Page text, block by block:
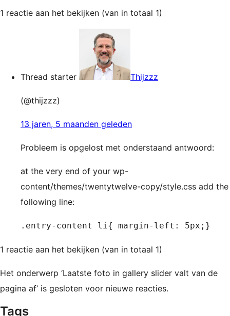
1 reactie aan het bekijken (van in totaal 1)
Thread starter Thijzzz
(@thijzzz)
13 jaren, 5 maanden geleden
Probleem is opgelost met onderstaand antwoord:
at the very end of your wp-
content/themes/twentytwelve-copy/style.css add the
following line:
.entry-content li{ margin-left: 5px;}
1 reactie aan het bekijken (van in totaal 1)
Het onderwerp ‘Laatste foto in gallery slider valt van de
pagina af’ is gesloten voor nieuwe reacties.
Tags